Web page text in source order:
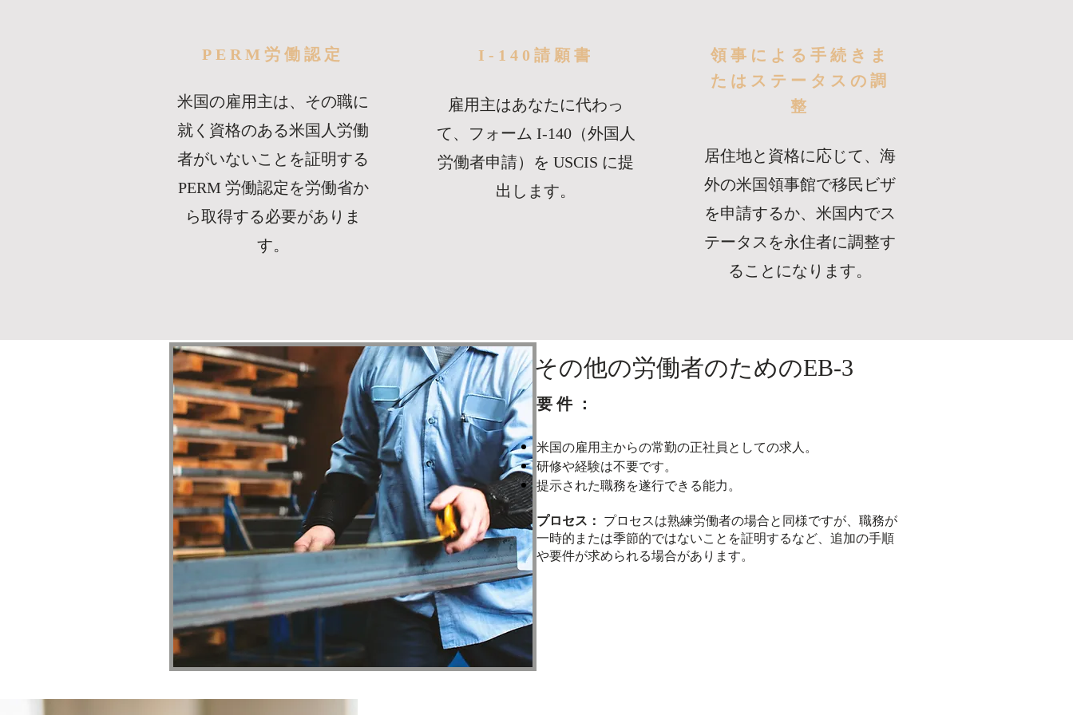
PERM労働認定
米国の雇用主は、その職に
就く資格のある米国人労働
者がいないことを証明する
PERM 労働認定を労働省か
ら取得する必要がありま
す。
I-140請願書
雇用主はあなたに代わっ
て、フォーム I-140（外国人
労働者申請）を USCIS に提
出します。
領事による手続きま
たはステータスの調
整
居住地と資格に応じて、海
外の米国領事館で移民ビザ
を申請するか、米国内でス
テータスを永住者に調整す
ることになります。
その他の労働者のためのEB-3
要件：
米国の雇用主からの常勤の正社員としての求人。
研修や経験は不要です。
提示された職務を遂行できる能力。
プロセス：
プロセスは熟練労働者の場合と同様ですが、職務が
一時的または季節的ではないことを証明するなど、追加の手順
や要件が求められる場合があります。